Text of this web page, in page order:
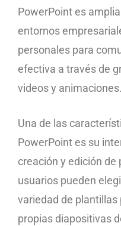
PowerPoint es
entornos
personales para
efectiva a través de
videos y animaciones.
Una de las
PowerPoint es su
creación y edición
usuarios pueden
variedad de
propias diapositivas